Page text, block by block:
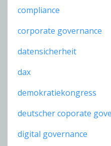
compliance
corporate governance
datensicherheit
dax
demokratiekongress
deutscher coporate
digital governance